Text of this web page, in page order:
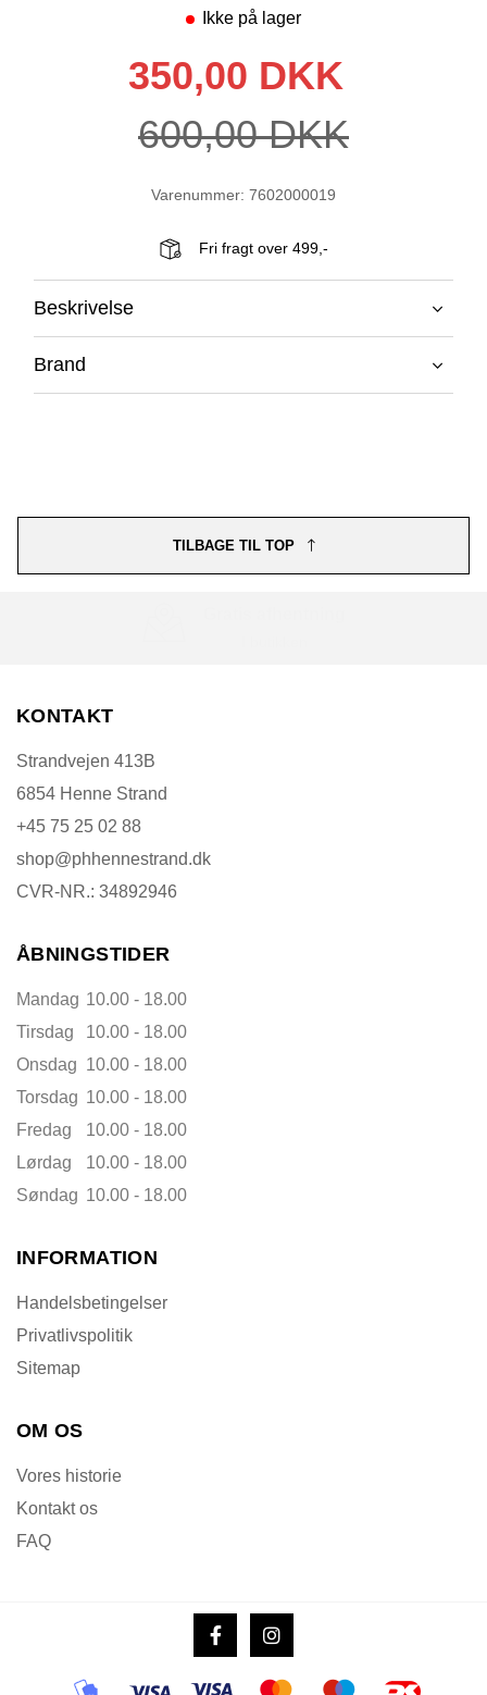
Ikke på lager
350,00 DKK
600,00 DKK
Varenummer: 7602000019
Fri fragt over 499,-
Beskrivelse
Brand
TILBAGE TIL TOP
KONTAKT
Strandvejen 413B
6854 Henne Strand
+45 75 25 02 88
shop@phhennestrand.dk
CVR-NR.: 34892946
ÅBNINGSTIDER
Mandag 10.00 - 18.00
Tirsdag
10.00 - 18.00
Onsdag 10.00 - 18.00
Torsdag 10.00 - 18.00
Fredag
10.00 - 18.00
Lørdag
10.00 - 18.00
Søndag 10.00 - 18.00
INFORMATION
Handelsbetingelser
Privatlivspolitik
Sitemap
OM OS
Vores historie
Kontakt os
FAQ